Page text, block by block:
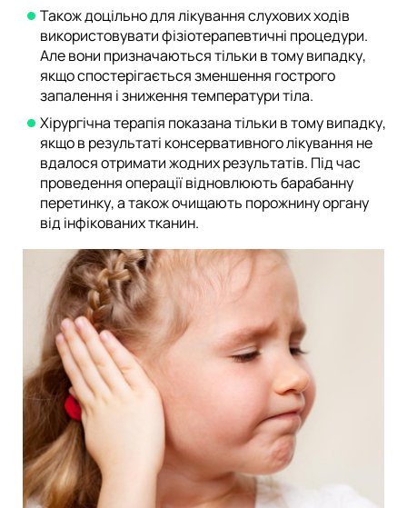
Також доцільно для лікування слухових ходів
використовувати фізіотерапевтичні процедури.
Але вони призначаються тільки в тому випадку,
якщо спостерігається зменшення гострого
запалення і зниження температури тіла.
Хірургічна терапія показана тільки в тому випадку,
якщо в результаті консервативного лікування не
вдалося отримати жодних результатів. Під час
проведення операції відновлюють барабанну
перетинку, а також очищають порожнину органу
від інфікованих тканин.